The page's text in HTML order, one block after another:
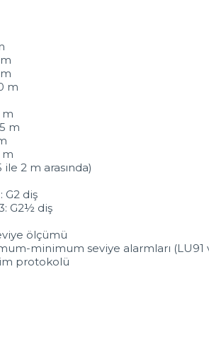
m
m
m
m
2 m arasında)
G2 diş
G2½ diş
ölçümü
minimum seviye alarmları (LU91
protokolü